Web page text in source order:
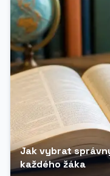
Jak vybrat
každého žáka